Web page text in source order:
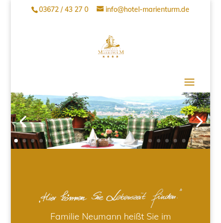
03672 / 43 27 0 info@hotel-marienturm.de
Familie Neumann heißt Sie im